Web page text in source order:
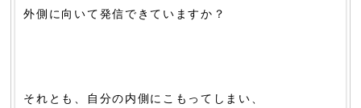
外側に向いて発信できていますか？
それとも、自分の内側にこもってしまい、